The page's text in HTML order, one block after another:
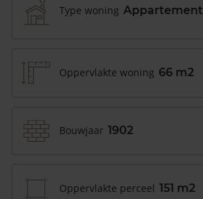
Type woning Appartement
Oppervlakte woning 66 m2
Bouwjaar 1902
Oppervlakte perceel 151 m2